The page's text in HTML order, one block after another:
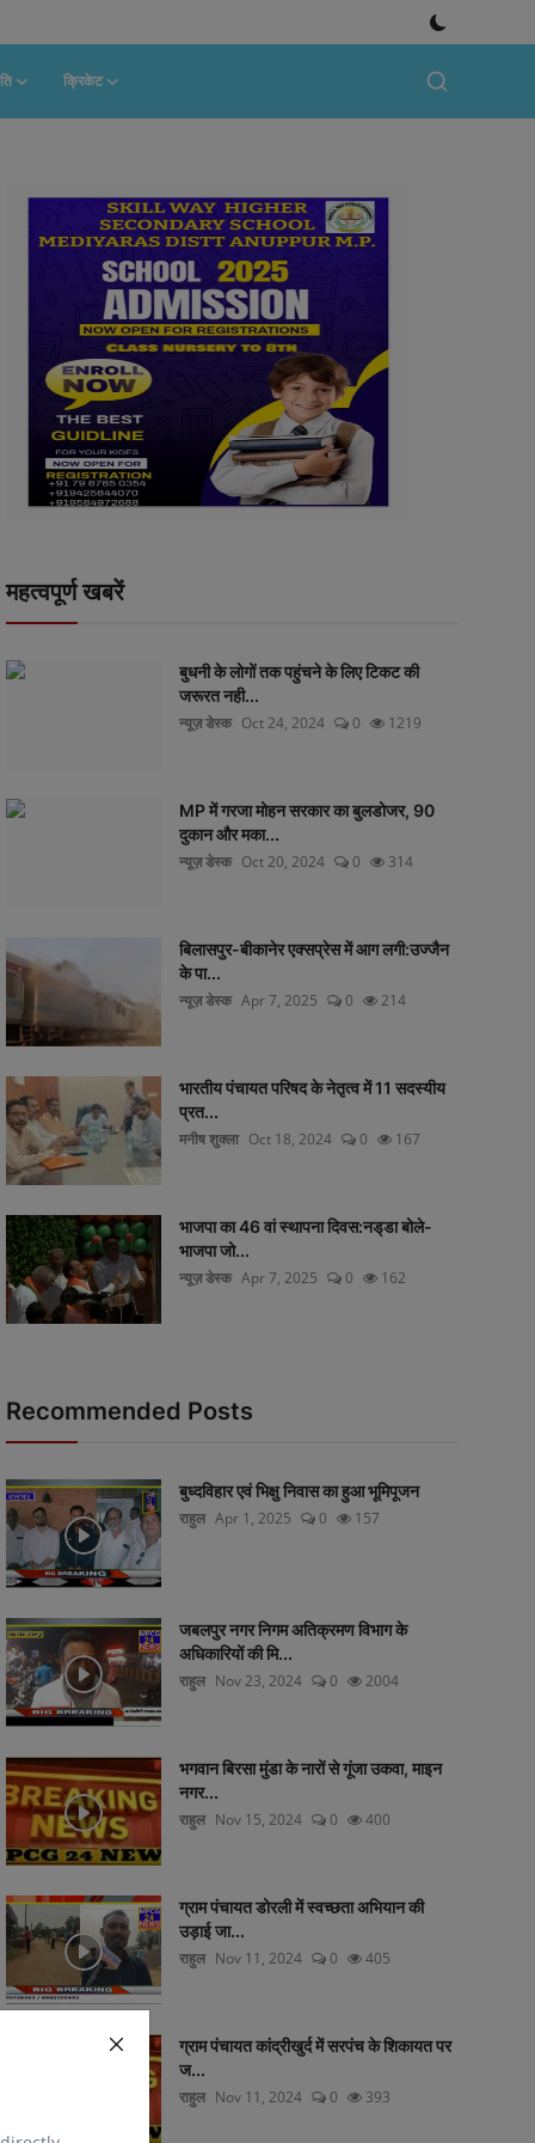
क्रिकेट
महत्वपूर्ण खबरें
बुधनी के लोगों तक पहुंचने के लिए टिकट की
जरूरत नही...
न्यूज़ डेस्क Oct 24, 2024 0 1219
MP में गरजा मोहन सरकार का बुलडोजर, 90
दुकान और मका...
न्यूज़ डेस्क Oct 20, 2024 0 314
बिलासपुर-बीकानेर एक्सप्रेस में आग लगी:उज्जैन
के पा...
न्यूज़ डेस्क Apr 7, 2025 0 214
भारतीय पंचायत परिषद के नेतृत्व में 11 सदस्यीय
प्रत...
मनीष शुक्ला Oct 18, 2024 0 167
भाजपा का 46 वां स्थापना दिवस:नड्‌डा बोले-
भाजपा जो...
न्यूज़ डेस्क Apr 7, 2025 0 162
Recommended Posts
बुध्दविहार एवं भिक्षु निवास का हुआ भूमिपूजन
राहुल Apr 1, 2025 0 157
जबलपुर नगर निगम अतिक्रमण विभाग के
अधिकारियों की मि...
राहुल Nov 23, 2024 0 2004
भगवान बिरसा मुंडा के नारों से गूंजा उकवा, माइन
नगर...
राहुल Nov 15, 2024 0 400
ग्राम पंचायत डोरली में स्वच्छता अभियान की
उड़ाई जा...
राहुल Nov 11, 2024 0 405
ग्राम पंचायत कांद्रीखुर्द में सरपंच के शिकायत पर
ज...
राहुल Nov 11, 2024 0 393